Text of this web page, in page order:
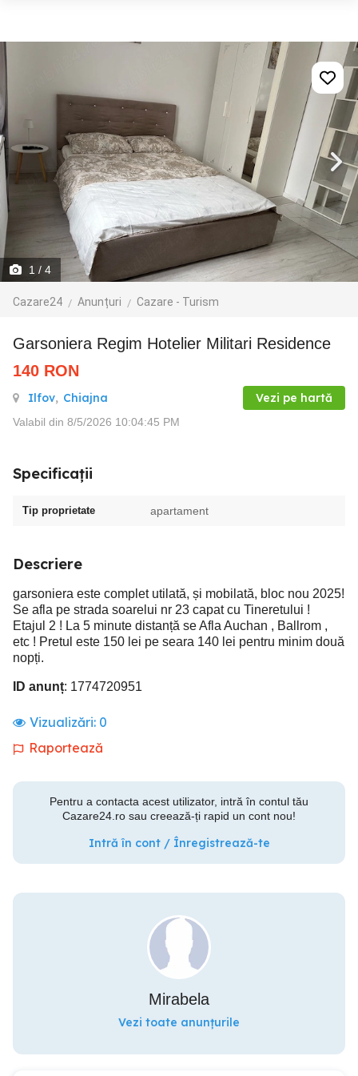
1 / 4
Cazare24 Anunțuri Cazare - Turism
Garsoniera Regim Hotelier Militari Residence
140 RON
Ilfov, Chiajna Vezi pe hartă
Valabil din 8/5/2026 10:04:45 PM
Specificații
Tip proprietate apartament
Descriere
garsoniera este complet utilată, și mobilată, bloc nou 2025!
Se afla pe strada soarelui nr 23 capat cu Tineretului !
Etajul 2 ! La 5 minute distanță se Afla Auchan , Ballrom ,
etc ! Pretul este 150 lei pe seara 140 lei pentru minim două
nopți.
ID anunț: 1774720951
Vizualizări: 0
Raportează
Pentru a contacta acest utilizator, intră în contul tău
Cazare24.ro sau creează-ți rapid un cont nou!
Intră în cont / Înregistrează-te
Mirabela
Vezi toate anunțurile